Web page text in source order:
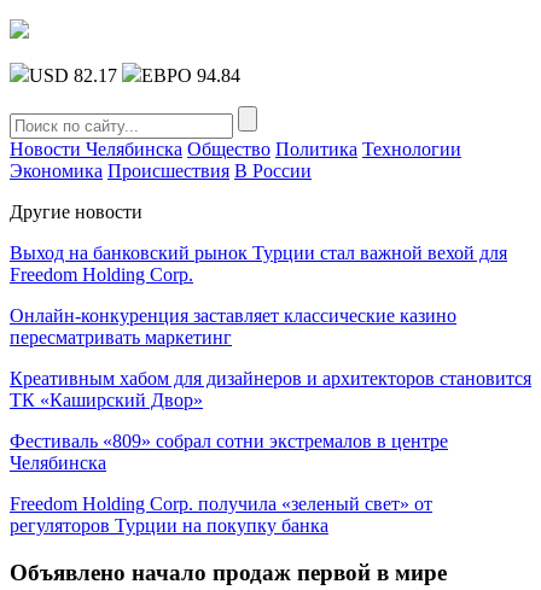
USD 82.17 ЕВРО 94.84
Новости Челябинска Общество Политика Технологии
Экономика Происшествия В России
Другие новости
Выход на банковский рынок Турции стал важной вехой для
Freedom Holding Corp.
Онлайн-конкуренция заставляет классические казино
пересматривать маркетинг
Креативным хабом для дизайнеров и архитекторов становится
ТК «Каширский Двор»
Фестиваль «809» собрал сотни экстремалов в центре
Челябинска
Freedom Holding Corp. получила «зеленый свет» от
регуляторов Турции на покупку банка
Объявлено начало продаж первой в мире